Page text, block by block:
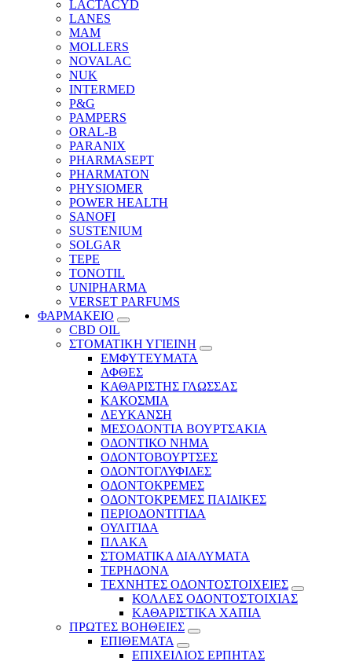
LACTACYD
LANES
MAM
MOLLERS
NOVALAC
NUK
INTERMED
P&G
PAMPERS
ORAL-B
PARANIX
PHARMASEPT
PHARMATON
PHYSIOMER
POWER HEALTH
SANOFI
SUSTENIUM
SOLGAR
TEPE
TONOTIL
UNIPHARMA
VERSET PARFUMS
ΦΑΡΜΑΚΕΙΟ
CBD OIL
ΣΤΟΜΑΤΙΚΗ ΥΓΙΕΙΝΗ
ΕΜΦΥΤΕΥΜΑΤΑ
ΑΦΘΕΣ
ΚΑΘΑΡΙΣΤΗΣ ΓΛΩΣΣΑΣ
ΚΑΚΟΣΜΙΑ
ΛΕΥΚΑΝΣΗ
ΜΕΣΟΔΟΝΤΙΑ ΒΟΥΡΤΣΑΚΙΑ
ΟΔΟΝΤΙΚΟ ΝΗΜΑ
ΟΔΟΝΤΟΒΟΥΡΤΣΕΣ
ΟΔΟΝΤΟΓΛΥΦΙΔΕΣ
ΟΔΟΝΤΟΚΡΕΜΕΣ
ΟΔΟΝΤΟΚΡΕΜΕΣ ΠΑΙΔΙΚΕΣ
ΠΕΡΙΟΔΟΝΤΙΤΙΔΑ
ΟΥΛΙΤΙΔΑ
ΠΛΑΚΑ
ΣΤΟΜΑΤΙΚΑ ΔΙΑΛΥΜΑΤΑ
ΤΕΡΗΔΟΝΑ
ΤΕΧΝΗΤΕΣ ΟΔΟΝΤΟΣΤΟΙΧΕΙΕΣ
ΚΟΛΛΕΣ ΟΔΟΝΤΟΣΤΟΙΧΙΑΣ
ΚΑΘΑΡΙΣΤΙΚΑ ΧΑΠΙΑ
ΠΡΩΤΕΣ ΒΟΗΘΕΙΕΣ
ΕΠΙΘΕΜΑΤΑ
ΕΠΙΧΕΙΛΙΟΣ ΕΡΠΗΤΑΣ